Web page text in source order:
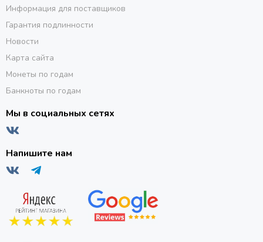
Информация для поставщиков
Гарантия подлинности
Новости
Карта сайта
Монеты по годам
Банкноты по годам
Мы в социальных сетях
Напишите нам